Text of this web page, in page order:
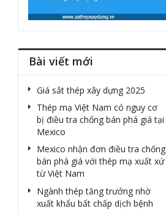
Bài viết mới
Giá sắt thép xây dựng 2025
Thép mạ Việt Nam có nguy cơ
bị điều tra chống bán phá giá tại
Mexico
Mexico nhận đơn điều tra chống
bán phá giá với thép mạ xuất xứ
từ Việt Nam
Ngành thép tăng trưởng nhờ
xuất khẩu bất chấp dịch bệnh